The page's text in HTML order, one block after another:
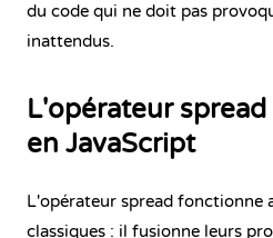
du code qui ne doit pas
inattendus.
L'opérateur
en JavaScript
L'opérateur spread fonctionne
classiques : il fusionne leurs